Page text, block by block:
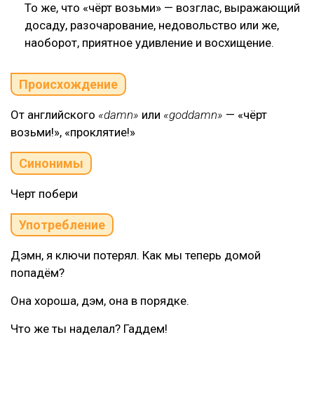
То же, что «чёрт возьми» — возглас, выражающий
досаду, разочарование, недовольство или же,
наоборот, приятное удивление и восхищение.
Происхождение
От английского «damn» или «goddamn» — «чёрт
возьми!», «проклятие!»
Синонимы
Черт побери
Употребление
Дэмн, я ключи потерял. Как мы теперь домой
попадём?
Она хороша, дэм, она в порядке.
Что же ты наделал? Гаддем!